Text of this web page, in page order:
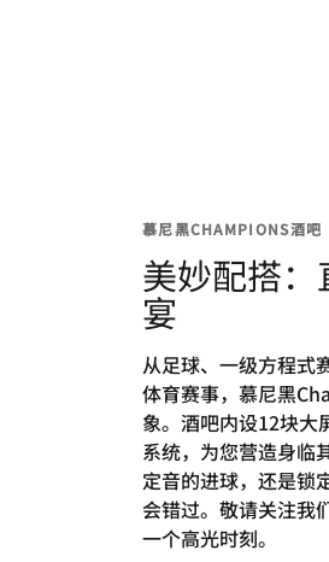
慕尼黑CHAMPIONS酒吧
美妙配搭
宴
从足球、一级方程式
体育赛事，慕尼黑
象。酒吧内设12块大
系统，为您营造身临
定音的进球，还是锁
会错过。敬请关注我
一个高光时刻。